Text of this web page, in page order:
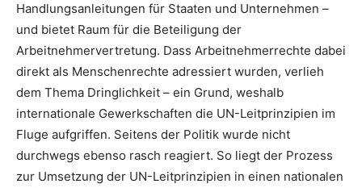
Handlungsanleitungen für Staaten und Unternehmen –
und bietet Raum für die Beteiligung der
Arbeitnehmervertretung. Dass Arbeitnehmer­rechte dabei
direkt als Menschenrechte adressiert wurden, verlieh
dem Thema Dringlichkeit – ein Grund, weshalb
internationale Gewerkschaften die UN-Leitprinzipien im
Fluge aufgriffen. Seitens der Politik wurde nicht
durchwegs ebenso rasch reagiert. So liegt der Prozess
zur Umsetzung der UN-Leitprinzipien in einen nationalen